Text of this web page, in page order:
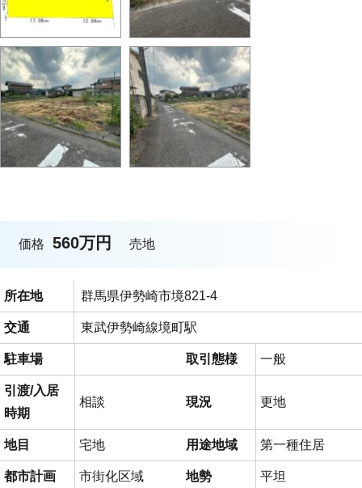
価格 560万円 売地
所在地 群馬県伊勢崎市境821-4
交通 東武伊勢崎線境町駅
駐車場 取引態様 一般
引渡/入居
時期
相談 現況 更地
地目 宅地 用途地域 第一種住居
都市計画 市街化区域 地勢 平坦